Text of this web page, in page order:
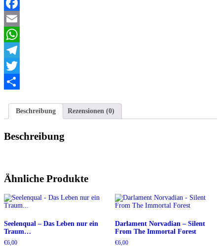
Facebook
Email
WhatsApp
Telegram
Twitter
Beschreibung
Rezensionen (0)
Beschreibung
Ähnliche Produkte
Seelenqual – Das Leben nur ein
Traum…
€6,00
Darlament Norvadian – Silent
From The Immortal Forest
€6,00